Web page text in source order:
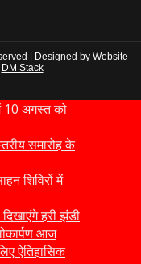
| Designed by Website
DM Stack
10 अगस्त को
समारोह के
शिविरों में
हरी झंडी
आज
ऐतिहासिक